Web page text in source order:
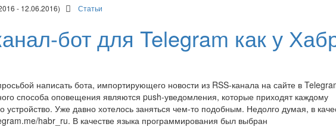
- 12.06.2016) Статьи
бот для Telegram как у
написать бота, импортирующего новости из RSS-канала на сайте в
способа оповещения являются push-уведомления, которые приходят каждому
устройство. Уже давно хотелось заняться чем-то подобным. Недолго думая, в
habr_ru. В качестве языка программирования был выбран